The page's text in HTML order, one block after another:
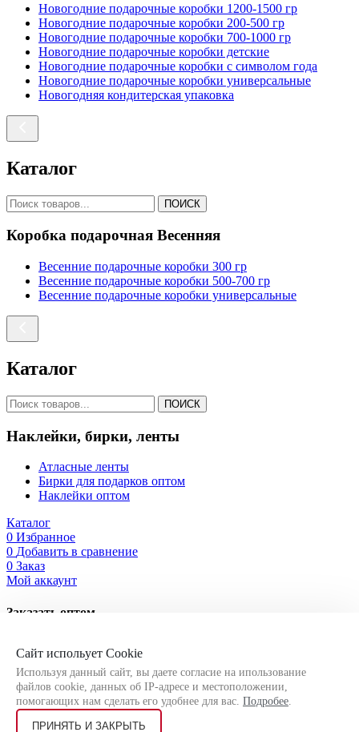
Сайт испольует Cookie
Используя данный сайт, вы даете согласие на ипользование
файлов cookie, данных об IP-адресе и местоположении,
помогающих нам сделать его удобнее для вас. Подробее.
ПРИНЯТЬ И ЗАКРЫТЬ
Новогодние подарочные коробки 1200-1500 гр
Новогодние подарочные коробки 200-500 гр
Новогодние подарочные коробки 700-1000 гр
Новогодние подарочные коробки детские
Новогодние подарочные коробки с символом года
Новогодние подарочные коробки универсальные
Новогодняя кондитерская упаковка
Каталог
ПОИСК
Коробка подарочная Весенняя
Весенние подарочные коробки 300 гр
Весенние подарочные коробки 500-700 гр
Весенние подарочные коробки универсальные
Каталог
ПОИСК
Наклейки, бирки, ленты
Атласные ленты
Бирки для подарков оптом
Наклейки оптом
Каталог
0 Избранное
0 Добавить в сравнение
0 Заказ
Мой аккаунт
Заказать оптом
с Вами!